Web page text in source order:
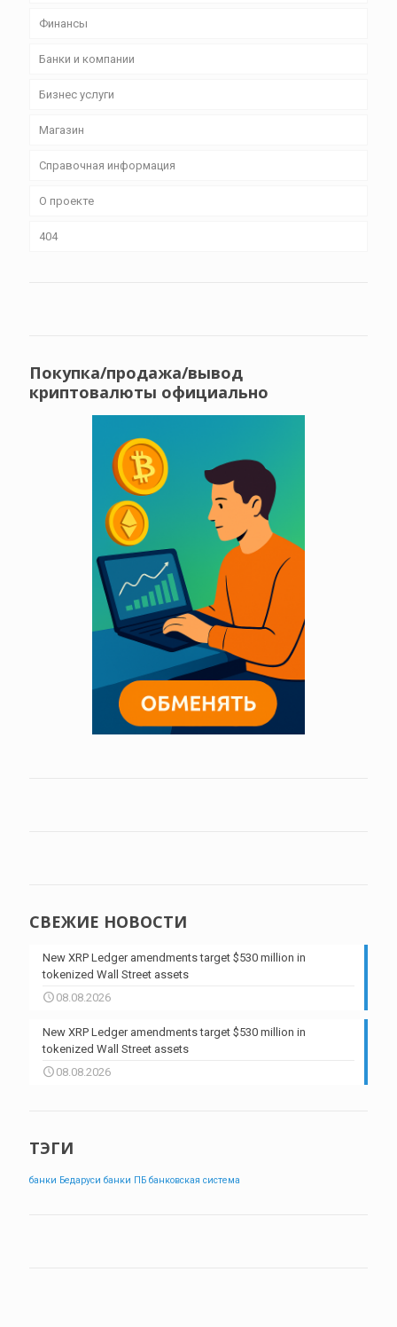
Финансы
Банки и компании
Бизнес уcлуги
Магазин
Справочная информация
О проекте
404
Покупка/продажа/вывод
криптовалюты официально
СВЕЖИЕ НОВОСТИ
New XRP Ledger amendments target $530 million in
tokenized Wall Street assets
08.08.2026
New XRP Ledger amendments target $530 million in
tokenized Wall Street assets
08.08.2026
ТЭГИ
банки Бедаруси банки ПБ банковская система